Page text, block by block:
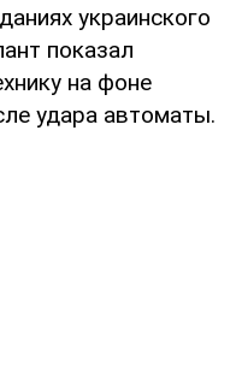
украинского
показал
на фоне
удара автоматы.